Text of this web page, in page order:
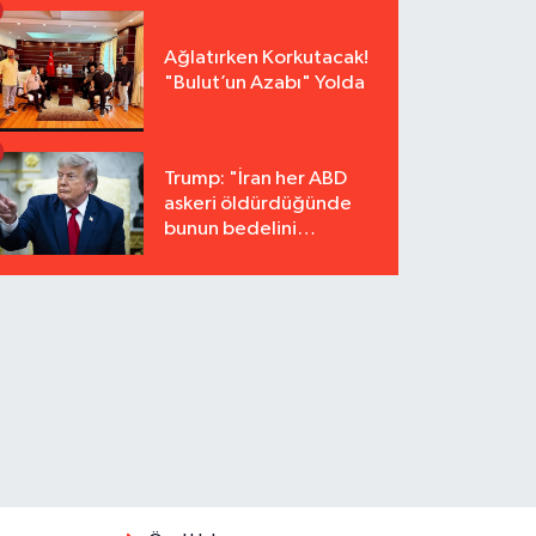
Ağlatırken Korkutacak!
"Bulut’un Azabı" Yolda
Trump: "İran her ABD
askeri öldürdüğünde
bunun bedelini